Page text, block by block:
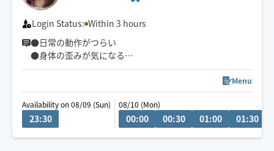
🧑‍🎓鍼灸指圧系専門学生です
日々、知識技術の勉強してます
Login Status: Within 3 hours
●日常の動作がつらい
●身体の歪みが気になる
●趣味や仕事のパフォーマンスを良くしたい
どんなお悩みにも真摯に向き合い身体の痛みや不調、お
客様の気になる所をその場しのぎではなく"根本"から対
応させて頂きます
Menu
Availability on 08/09 (Sun)
23:30
08/10 (Mon)
00:00 00:30 01:00 01:30